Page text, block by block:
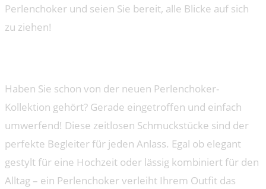
Perlenchoker und seien Sie bereit, alle Blicke auf sich
zu ziehen!
Haben Sie schon von der neuen Perlenchoker-
Kollektion gehört? Gerade eingetroffen und einfach
umwerfend! Diese zeitlosen Schmuckstücke sind der
perfekte Begleiter für jeden Anlass. Egal ob elegant
gestylt für eine Hochzeit oder lässig kombiniert für den
Alltag – ein Perlenchoker verleiht Ihrem Outfit das